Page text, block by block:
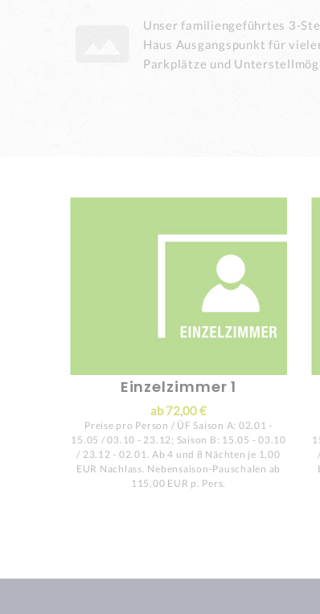
Unser familiengeführtes 3-
Haus Ausgangspunkt für
Parkplätze und
Einzelzimmer 1
ab 72,00 €
Preise pro Person / ÜF Saison A: 02.01 -
15.05 / 03.10 - 23.12; Saison B: 15.05 - 03.10
/ 23.12 - 02.01. Ab 4 und 8 Nächten je 1,00
EUR Nachlass. Nebensaison-Pauschalen ab
115,00 EUR p. Pers.